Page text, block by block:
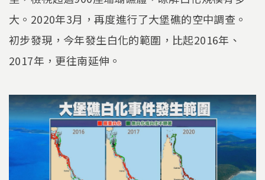
大。2020年3月，再度進行了大堡礁的空中調查。
初步發現，今年發生白化的範圍，比起2016年、
2017年，更往南延伸。